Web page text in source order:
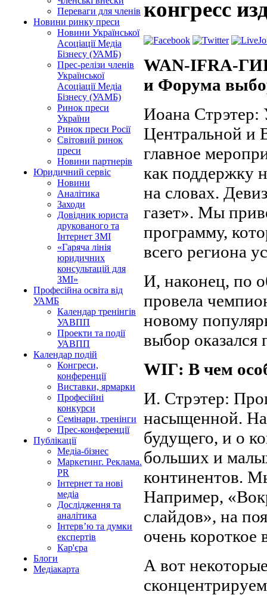
Переваги для членів
Новини ринку преси
Новини Української
Асоціації Медіа
Бізнесу (УАМБ)
Прес-релізи членів
Української
Асоціації Медіа
Бізнесу (УАМБ)
Ринок преси
України
Ринок преси Росії
Світовий ринок
преси
Новини партнерів
Юридичний сервіс
Новини
Аналітика
Заходи
Довідник юриста
друкованого та
Інтернет ЗМІ
«Гаряча лінія
юридичних
консультацій для
ЗМІ»
Професійна освіта від
УАМБ
Календар тренінгів
УАВПП
Проекти та події
УАВПП
Календар подій
Конгреси,
конференції
Виставки, ярмарки
Професійні
конкурси
Семінари, тренінги
Прес-конференції
Публікації
Медіа-бізнес
Маркетинг. Реклама.
PR
Інтернет та нові
медіа
Дослідження та
аналітика
Інтерв’ю та думки
експертів
Кар'єра
Блоги
Медіакарта
конгресс
WAN-IFRA-
и Форума
Иоана Стрэтер:
Центральной и
главное
как поддержку
на словах.
газет». Мы
программу,
всего региона
И, наконец, по
провела
новому
выбор
WIГ: В чем
И. Стрэтер:
насыщенной. На
будущего, и о
больших и
континентов.
Например,
слайдов», на
очень короткое
А вот